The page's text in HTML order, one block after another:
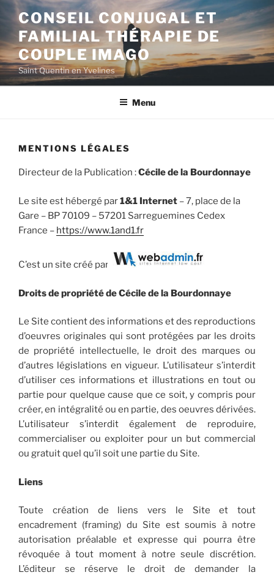
Aller
contenu
principal
CONSEIL CONJUGAL ET
FAMILIAL THÉRAPIE DE
COUPLE IMAGO
Saint Quentin en Yvelines
Menu
MENTIONS LÉGALES
Directeur de la Publication :Cécile de la Bourdonnaye
Le site est hébergé par1&1 Internet – 7, place de la
Gare – BP 70109 – 57201 Sarreguemines Cedex
France – https://www.1and1.fr
C’est un site créé par
Droits de propriété de Cécile de la Bourdonnaye
Le Site contient des informations et des reproductions
d’oeuvres originales qui sont protégées par les droits
de propriété intellectuelle, le droit des marques ou
d’autres législations en vigueur. L’utilisateur s’interdit
d’utiliser ces informations et illustrations en tout ou
partie pour quelque cause que ce soit, y compris pour
créer, en intégralité ou en partie, des oeuvres dérivées.
L’utilisateur s’interdit également de reproduire,
commercialiser ou exploiter pour un but commercial
ou gratuit quel qu’il soit une partie du Site.
Liens
Toute création de liens vers le Site et tout
encadrement (framing) du Site est soumis à notre
autorisation préalable et expresse qui pourra être
révoquée à tout moment à notre seule discrétion.
L’éditeur se réserve le droit de demander la